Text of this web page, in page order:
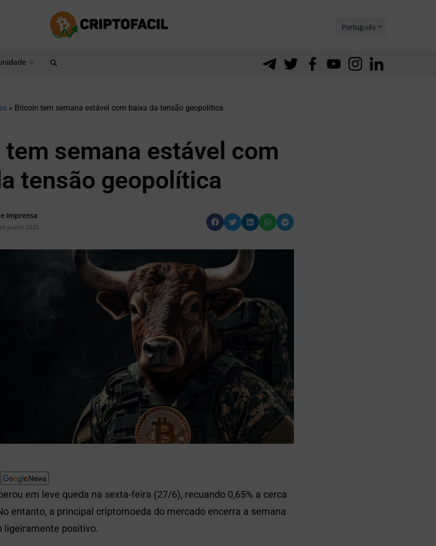
Português
Pesquisar
» Bitcoin tem semana estável com baixa da tensão geopolítica
semana estável com
tensão geopolítica
Imprensa
junho 2025
em leve queda na sexta-feira (27/6), recuando 0,65% a cerca
entanto, a principal criptomoeda do mercado encerra a semana
ligeiramente positivo.